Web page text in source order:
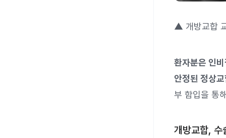
▲ 개방교합
환자분은 인
안정된 정상
부 함입을 통
개방교합, 수